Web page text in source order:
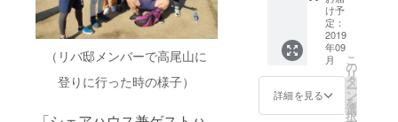
（リバ邸メンバーで高尾山に
登りに行った時の様子）
活動報
告にお
名前掲
リバ邸
深セン
ご支援
者様限
定FBグ
ループ
へのご
招待 ●
け予
定：
2019
年09
月
詳細を見る
こ
の
リ
タ
ー
ン
を
選
択